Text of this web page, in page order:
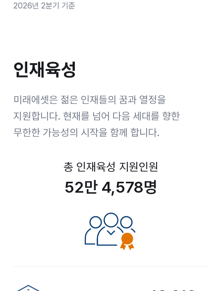
2026년 2분기 기준
인재육성
미래에셋은 젊은 인재들의 꿈과 열정을
지원합니다. 현재를 넘어 다음 세대를 향한
무한한 가능성의 시작을 함께 합니다.
총 인재육성 지원인원
52만 4,578명